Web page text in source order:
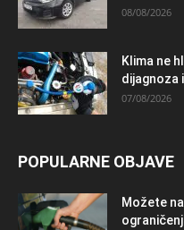
08/08/2026
Klima ne
dijagnoza
07/08/2026
POPULARNE OBJAVE
Možete